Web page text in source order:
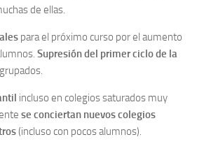
de ellas.
para el próximo curso por el aumento
Supresión del primer ciclo de la
incluso en colegios saturados muy
se conciertan nuevos colegios
(incluso con pocos alumnos).